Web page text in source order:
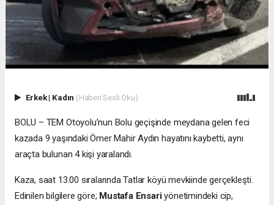
Erkek| Kadın (Haberi Sesli Oku)
BOLU – TEM Otoyolu’nun Bolu geçişinde meydana gelen feci
kazada 9 yaşındaki Ömer Mahir Aydın hayatını kaybetti, aynı
araçta bulunan 4 kişi yaralandı.
Kaza, saat 13.00 sıralarında Tatlar köyü mevkiinde gerçekleşti.
Edinilen bilgilere göre; Mustafa Ensariyönetimindeki cip,